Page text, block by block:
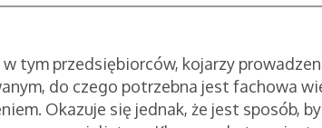
tym przedsiębiorców, kojarzy
do czego potrzebna jest fachowa
Okazuje się jednak, że jest sposób,